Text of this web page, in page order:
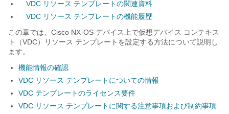
VDC リソース テンプレートの関連資料
VDC リソース テンプレートの機能履歴
この章では、Cisco NX-OS デバイス上で仮想デバイス コンテキス
ト（VDC）リソース テンプレートを設定する方法について説明し
ます。
機能情報の確認
VDC リソース テンプレートについての情報
VDC テンプレートのライセンス要件
VDC リソース テンプレートに関する注意事項および制約事項